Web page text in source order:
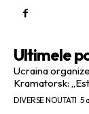
Ultimele
Ucraina
Kramatorsk:
DIVERSE NOUTATI 5